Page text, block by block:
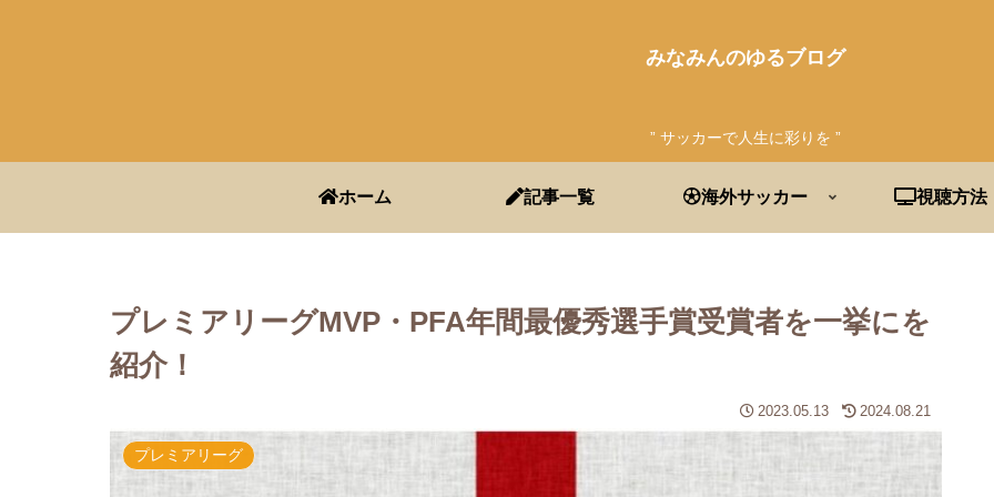
みなみんのゆるブログ
” サッカーで人生に彩りを ”
ホーム 記事一覧 海外サッカー 視聴方法
プレミアリーグMVP・PFA年間最優秀選手賞受賞者を一挙にを
紹介！
2023.05.13 2024.08.21
プレミアリーグ